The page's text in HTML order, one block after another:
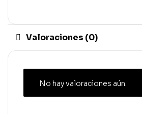
Valoraciones (0)
No hay valoraciones aún.